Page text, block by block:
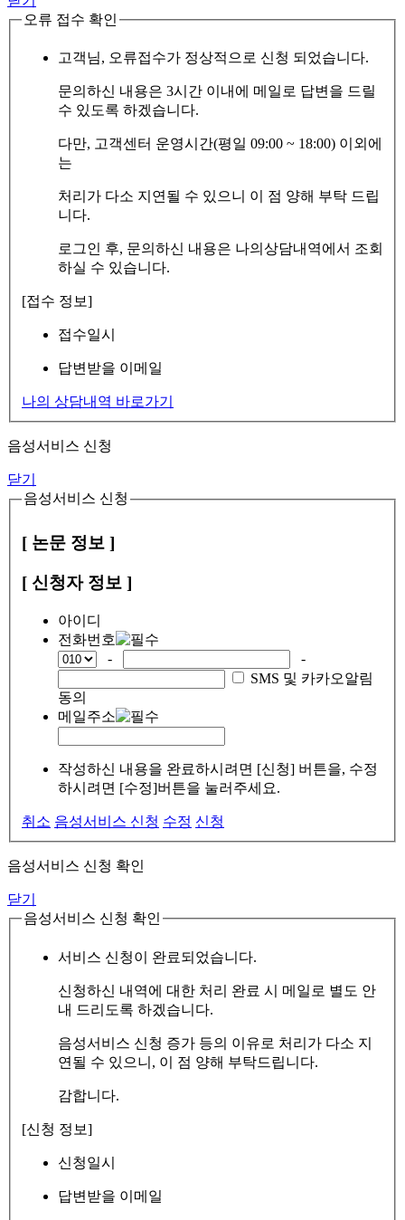
오류 접수 확인
고객님, 오류접수가 정상적으로 신청 되었습니다.
문의하신 내용은 3시간 이내에 메일로 답변을 드릴
수 있도록 하겠습니다.
다만, 고객센터 운영시간(평일 09:00 ~ 18:00) 이외에
는
처리가 다소 지연될 수 있으니 이 점 양해 부탁 드립
니다.
로그인 후, 문의하신 내용은 나의상담내역에서 조회
하실 수 있습니다.
[접수 정보]
접수일시
답변받을 이메일
나의 상담내역 바로가기
음성서비스 신청
닫기
음성서비스 신청
[ 논문 정보 ]
[ 신청자 정보 ]
아이디
전화번호
-
-
SMS 및 카카오알림
동의
메일주소
작성하신 내용을 완료하시려면 [신청] 버튼을, 수정
하시려면 [수정]버튼을 눌러주세요.
취소 음성서비스 신청 수정 신청
음성서비스 신청 확인
닫기
음성서비스 신청 확인
서비스 신청이 완료되었습니다.
신청하신 내역에 대한 처리 완료 시 메일로 별도 안
내 드리도록 하겠습니다.
음성서비스 신청 증가 등의 이유로 처리가 다소 지
연될 수 있으니, 이 점 양해 부탁드립니다.
감합니다.
[신청 정보]
신청일시
답변받을 이메일